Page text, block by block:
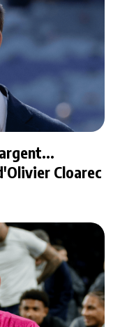
Cloarec